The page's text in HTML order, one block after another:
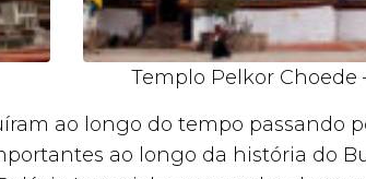
Templo Pelkor Choede
ao longo do tempo passando
ao longo da história do